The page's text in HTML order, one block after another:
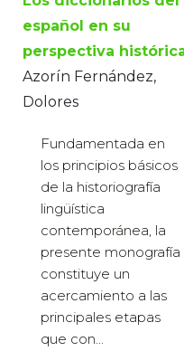
español en su
perspectiva
Azorín Fernández,
Dolores
Fundamentada en
los principios básicos
de la historiografía
lingüística
contemporánea, la
presente monografía
constituye un
acercamiento a las
principales etapas
que con...